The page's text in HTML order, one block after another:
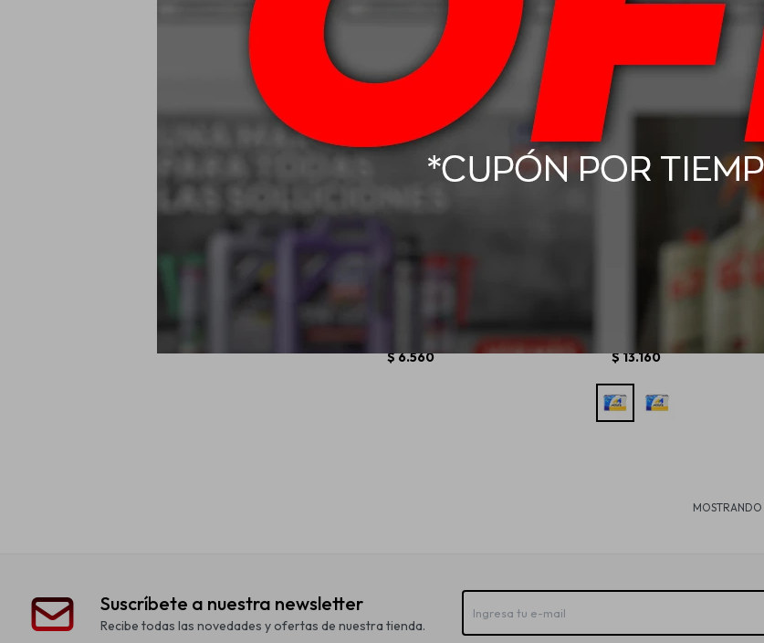
Batería Moura 80/90 Amp
50A/H M50ED positivo
$6.560 $13.160
MOSTRANDO
Suscríbete a nuestra newsletter
Recibe todas las novedades y ofertas de nuestra tienda.